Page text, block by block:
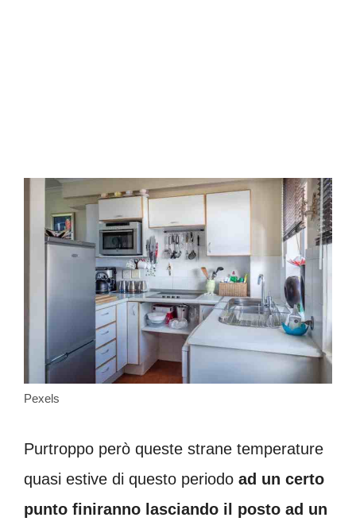
Pexels
Purtroppo però queste strane temperature
quasi estive di questo periodo ad un certo
punto finiranno lasciando il posto ad un